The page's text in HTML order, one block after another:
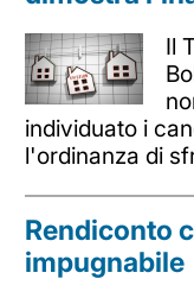
Il
individuato i
l'ordinanza di
Rendiconto
impugnabile